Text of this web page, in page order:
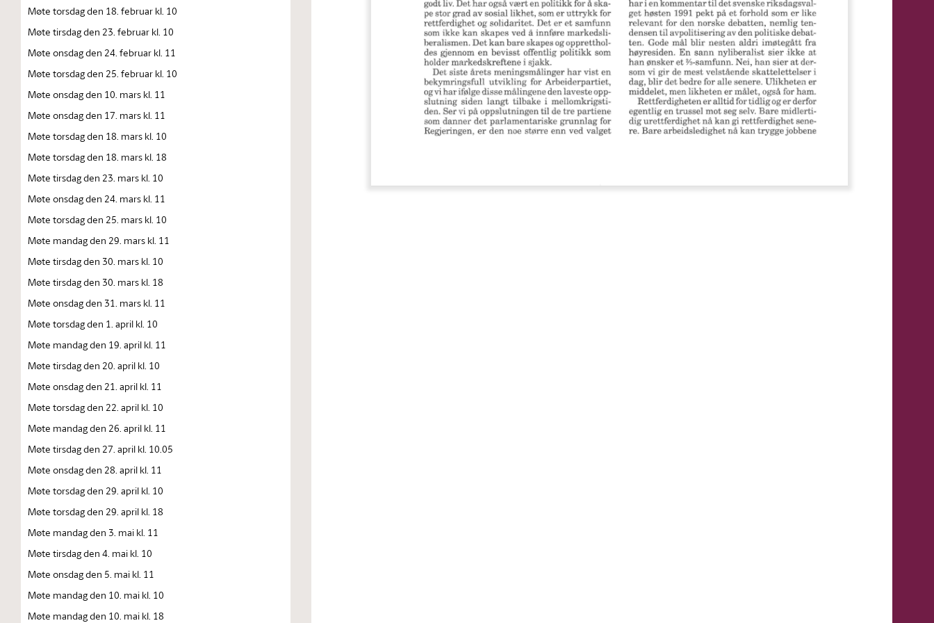
Møte torsdag den 18. februar kl. 10
Møte tirsdag den 23. februar kl. 10
Møte onsdag den 24. februar kl. 11
Møte torsdag den 25. februar kl. 10
Møte onsdag den 10. mars kl. 11
Møte onsdag den 17. mars kl. 11
Møte torsdag den 18. mars kl. 10
Møte torsdag den 18. mars kl. 18
Møte tirsdag den 23. mars kl. 10
Møte onsdag den 24. mars kl. 11
Møte torsdag den 25. mars kl. 10
Møte mandag den 29. mars kl. 11
Møte tirsdag den 30. mars kl. 10
Møte tirsdag den 30. mars kl. 18
Møte onsdag den 31. mars kl. 11
Møte torsdag den 1. april kl. 10
Møte mandag den 19. april kl. 11
Møte tirsdag den 20. april kl. 10
Møte onsdag den 21. april kl. 11
Møte torsdag den 22. april kl. 10
Møte mandag den 26. april kl. 11
Møte tirsdag den 27. april kl. 10.05
Møte onsdag den 28. april kl. 11
Møte torsdag den 29. april kl. 10
Møte torsdag den 29. april kl. 18
Møte mandag den 3. mai kl. 11
Møte tirsdag den 4. mai kl. 10
Møte onsdag den 5. mai kl. 11
Møte mandag den 10. mai kl. 10
Møte mandag den 10. mai kl. 18